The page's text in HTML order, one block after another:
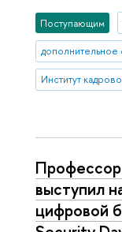
Поступающим
дополнительное
Институт
выступил
цифровой